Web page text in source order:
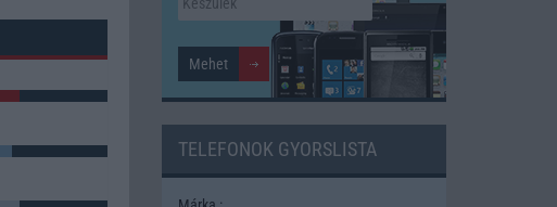
TELEFONOK GYORSLISTA